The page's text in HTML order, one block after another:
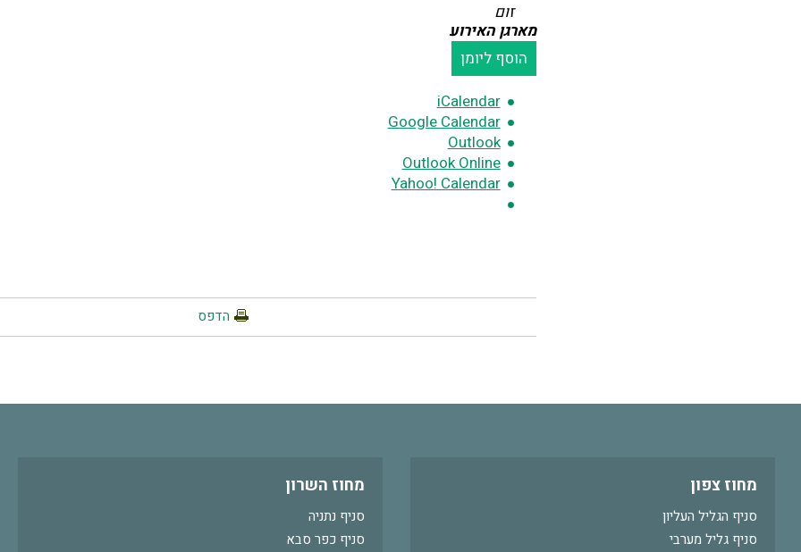
זום
מארגן האירוע
הוסף ליומן
iCalendar
Google Calendar
Outlook
Outlook Online
Yahoo! Calendar
הדפס
מחוז צפון
סניף הגליל העליון
סניף גליל מערבי
מחוז השרון
סניף נתניה
סניף כפר סבא